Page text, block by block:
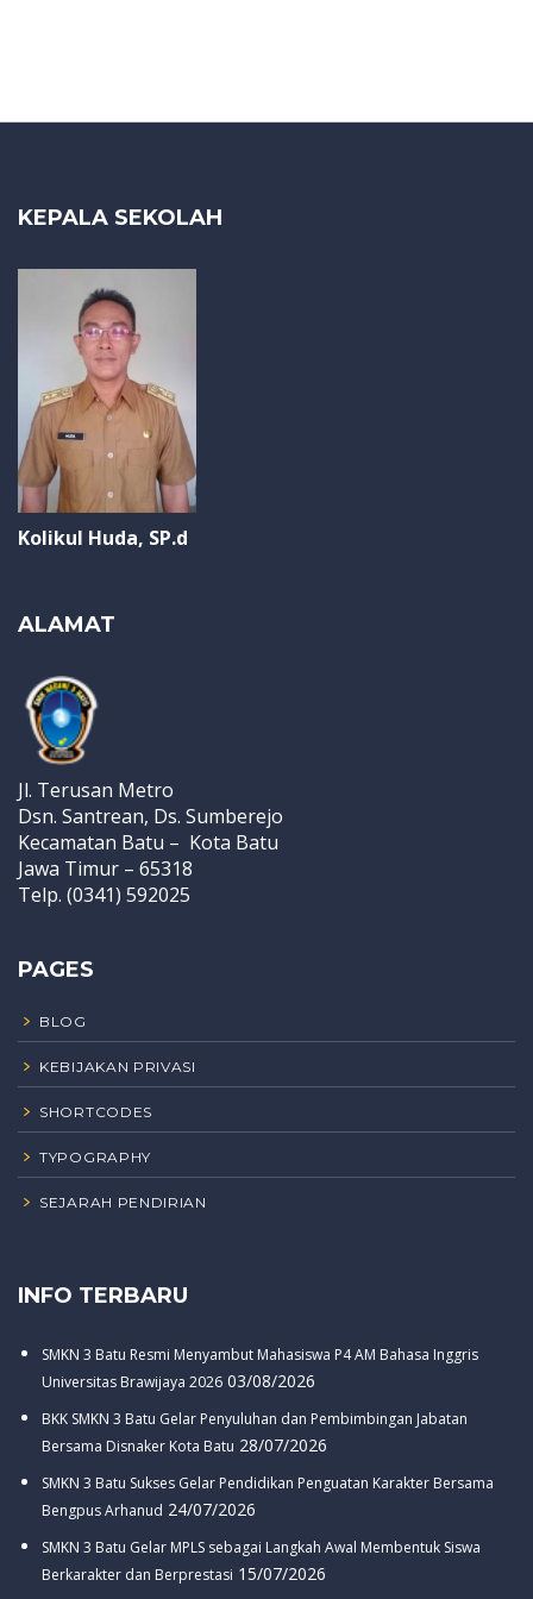
KEPALA SEKOLAH
Kolikul Huda, SP.d
ALAMAT
Jl. Terusan Metro
Dsn. Santrean, Ds. Sumberejo
Kecamatan Batu – Kota Batu
Jawa Timur – 65318
Telp. (0341) 592025
PAGES
BLOG
KEBIJAKAN PRIVASI
SHORTCODES
TYPOGRAPHY
SEJARAH PENDIRIAN
INFO TERBARU
SMKN 3 Batu Resmi Menyambut Mahasiswa P4 AM Bahasa Inggris
Universitas Brawijaya 2026 03/08/2026
BKK SMKN 3 Batu Gelar Penyuluhan dan Pembimbingan Jabatan
Bersama Disnaker Kota Batu 28/07/2026
SMKN 3 Batu Sukses Gelar Pendidikan Penguatan Karakter Bersama
Bengpus Arhanud 24/07/2026
SMKN 3 Batu Gelar MPLS sebagai Langkah Awal Membentuk Siswa
Berkarakter dan Berprestasi 15/07/2026